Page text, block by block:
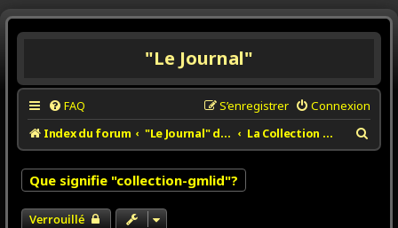
"Le Journal"
FAQ Connexion
S’enregistrer
Index du forum
"Le Journal" de la Collection GMLID. La Collection GMLID.
e
Que signifie "collection-gmlid"?
Verrouillé